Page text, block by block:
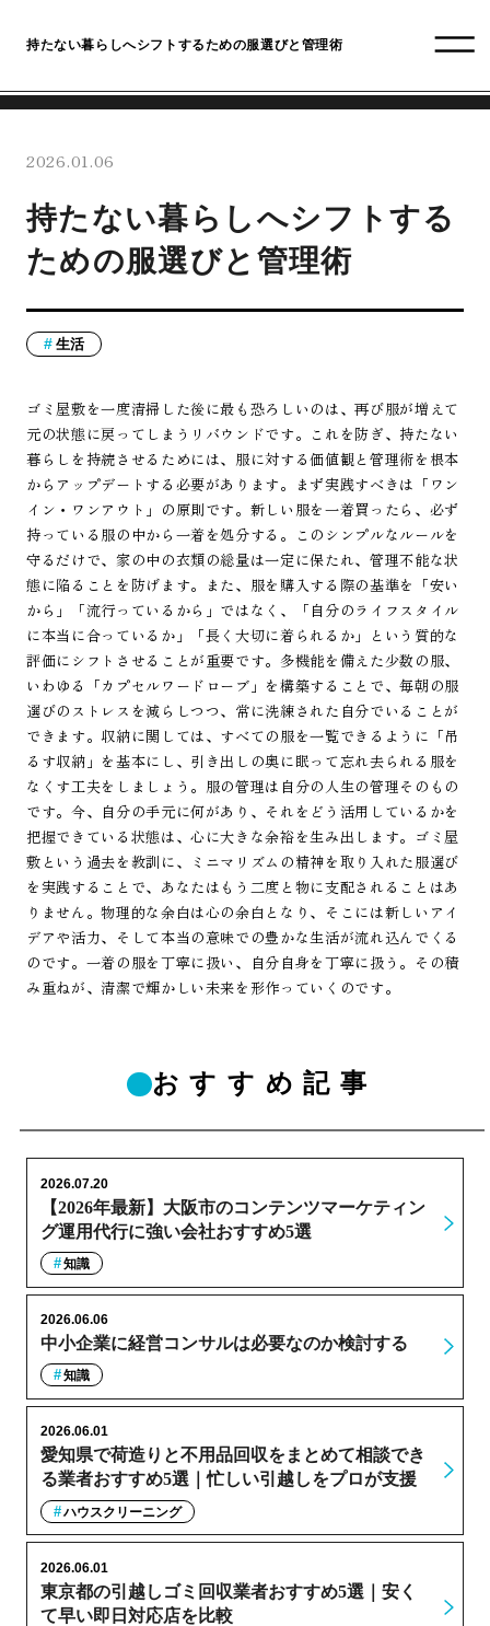
持たない暮らしへシフトするための服選びと管理術
2026.01.06
持たない暮らしへシフトする
ための服選びと管理術
生活
ゴミ屋敷を一度清掃した後に最も恐ろしいのは、再び服が増えて
元の状態に戻ってしまうリバウンドです。これを防ぎ、持たない
暮らしを持続させるためには、服に対する価値観と管理術を根本
からアップデートする必要があります。まず実践すべきは「ワン
イン・ワンアウト」の原則です。新しい服を一着買ったら、必ず
持っている服の中から一着を処分する。このシンプルなルールを
守るだけで、家の中の衣類の総量は一定に保たれ、管理不能な状
態に陥ることを防げます。また、服を購入する際の基準を「安い
から」「流行っているから」ではなく、「自分のライフスタイル
に本当に合っているか」「長く大切に着られるか」という質的な
評価にシフトさせることが重要です。多機能を備えた少数の服、
いわゆる「カプセルワードローブ」を構築することで、毎朝の服
選びのストレスを減らしつつ、常に洗練された自分でいることが
できます。収納に関しては、すべての服を一覧できるように「吊
るす収納」を基本にし、引き出しの奥に眠って忘れ去られる服を
なくす工夫をしましょう。服の管理は自分の人生の管理そのもの
です。今、自分の手元に何があり、それをどう活用しているかを
把握できている状態は、心に大きな余裕を生み出します。ゴミ屋
敷という過去を教訓に、ミニマリズムの精神を取り入れた服選び
を実践することで、あなたはもう二度と物に支配されることはあ
りません。物理的な余白は心の余白となり、そこには新しいアイ
デアや活力、そして本当の意味での豊かな生活が流れ込んでくる
のです。一着の服を丁寧に扱い、自分自身を丁寧に扱う。その積
み重ねが、清潔で輝かしい未来を形作っていくのです。
おすすめ記事
【2026年最新】大阪市のコンテンツマーケティン
グ運用代行に強い会社おすすめ5選
2026.07.20
知識
中小企業に経営コンサルは必要なのか検討する
2026.06.06
知識
愛知県で荷造りと不用品回収をまとめて相談でき
る業者おすすめ5選｜忙しい引越しをプロが支援
2026.06.01
ハウスクリーニング
東京都の引越しゴミ回収業者おすすめ5選｜安く
て早い即日対応店を比較
2026.06.01